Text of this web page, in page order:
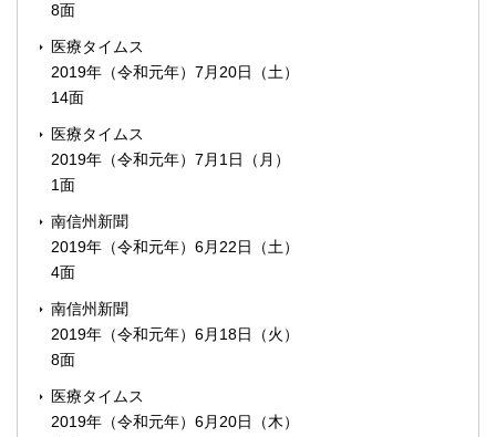
8面
医療タイムス
2019年（令和元年）7月20日（土）
14面
医療タイムス
2019年（令和元年）7月1日（月）
1面
南信州新聞
2019年（令和元年）6月22日（土）
4面
南信州新聞
2019年（令和元年）6月18日（火）
8面
医療タイムス
2019年（令和元年）6月20日（木）